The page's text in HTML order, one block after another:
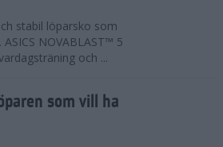
stabil löparsko som
NOVABLAST™ 5
och ...
som vill ha